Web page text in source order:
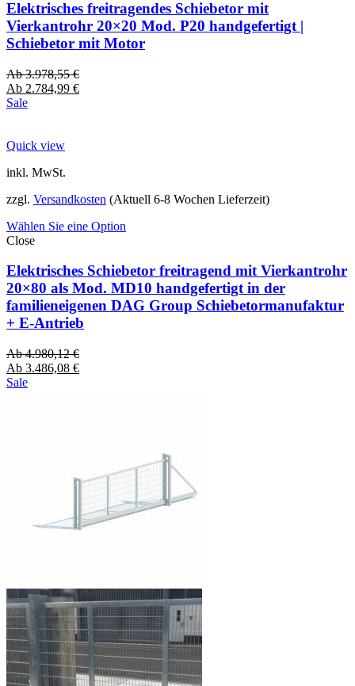
Elektrisches freitragendes Schiebetor mit
Vierkantrohr 20×20 Mod. P20 handgefertigt |
Schiebetor mit Motor
Ab3.978,55€
Ab 2.784,99 €
Sale
Quick view
inkl. MwSt.
zzgl. Versandkosten (Aktuell 6-8 Wochen Lieferzeit)
Wählen Sie eine Option
Close
Elektrisches Schiebetor freitragend mit Vierkantrohr
20×80 als Mod. MD10 handgefertigt in der
familieneigenen DAG Group Schiebetormanufaktur
+ E-Antrieb
Ab4.980,12€
Ab 3.486,08 €
Sale